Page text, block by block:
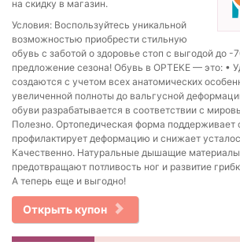
на скидку в магазин.
Условия: Воспользуйтесь уникальной
возможностью приобрести стильную
обувь с заботой о здоровье стоп с выгодой до -
предложение сезона! Обувь в ОРТЕКЕ — это: •
создаются с учетом всех анатомических
увеличенной полноты до вальгусной
обуви разрабатывается в соответствии с
Полезно. Ортопедическая форма поддерживает
профилактирует деформацию и снижает
Качественно. Натуральные дышащие
предотвращают потливость ног и развитие
А теперь еще и выгодно!
Открыть купон